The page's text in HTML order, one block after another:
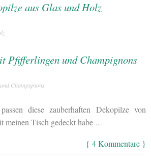
Champignons
diese zauberhaften Dekopilze von
meinen Tisch gedeckt habe …
{ 4 Kommentare }